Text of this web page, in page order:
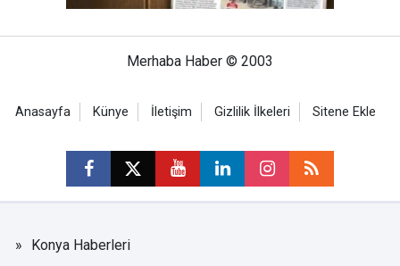
Merhaba Haber © 2003
Anasayfa Künye İletişim Gizlilik İlkeleri Sitene Ekle
Konya Haberleri